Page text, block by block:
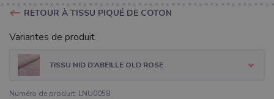
RETOUR À TISSU PIQUÉ DE COTON
Variantes de produit
TISSU NID D’ABEILLE OLD ROSE
Numéro de produit: LNU0058